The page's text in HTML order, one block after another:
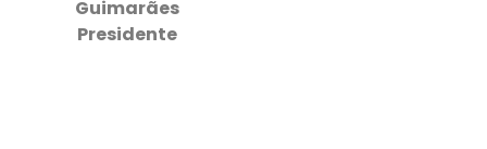
Guimarães
Presidente